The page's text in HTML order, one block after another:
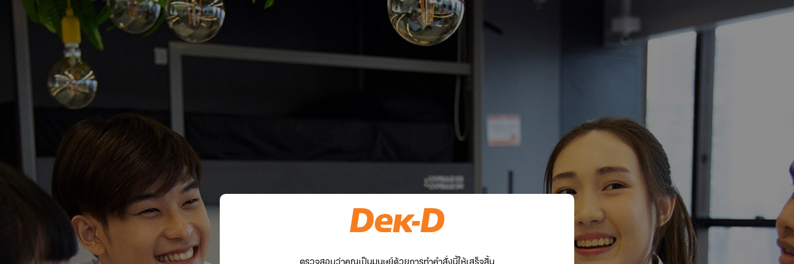
ตรวจสอบว่าคุณเป็นมนุษย์ด้วยการทำคำสั่งนี้ให้เสร็จสิ้น